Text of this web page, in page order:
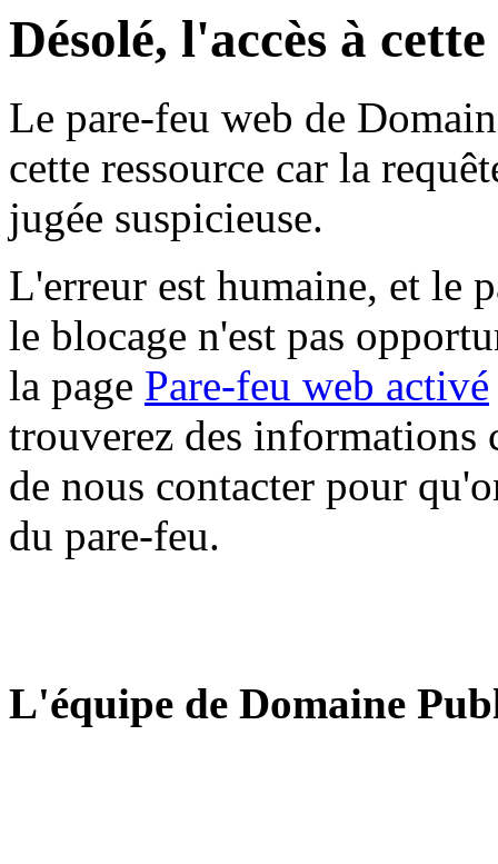
Désolé, l'accès à
Le pare-feu web de
cette ressource car la
jugée suspicieuse.
L'erreur est humaine, et le
le blocage n'est pas
la page Pare-feu web activé
trouverez des informations
de nous contacter pour
du pare-feu.
L'équipe de Domaine